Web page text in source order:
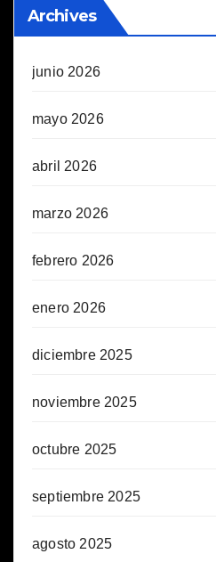
Archives
junio 2026
mayo 2026
abril 2026
marzo 2026
febrero 2026
enero 2026
diciembre 2025
noviembre 2025
octubre 2025
septiembre 2025
agosto 2025